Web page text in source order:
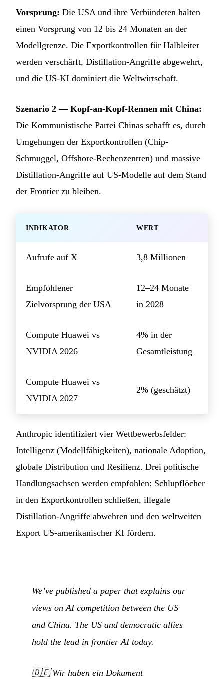
Vorsprung: Die USA und ihre Verbündeten halten
einen Vorsprung von 12 bis 24 Monaten an der
Modellgrenze. Die Exportkontrollen für Halbleiter
werden verschärft, Distillation-Angriffe abgewehrt,
und die US-KI dominiert die Weltwirtschaft.
Szenario 2 — Kopf-an-Kopf-Rennen mit China:
Die Kommunistische Partei Chinas schafft es, durch
Umgehungen der Exportkontrollen (Chip-
Schmuggel, Offshore-Rechenzentren) und massive
Distillation-Angriffe auf US-Modelle auf dem Stand
der Frontier zu bleiben.
INDIKATOR WERT
Aufrufe auf X 3,8 Millionen
Empfohlener
Zielvorsprung der USA
12–24 Monate
in 2028
Compute Huawei vs
NVIDIA 2026
4% in der
Gesamtleistung
Compute Huawei vs
NVIDIA 2027
2% (geschätzt)
Anthropic identifiziert vier Wettbewerbsfelder:
Intelligenz (Modellfähigkeiten), nationale Adoption,
globale Distribution und Resilienz. Drei politische
Handlungsachsen werden empfohlen: Schlupflöcher
in den Exportkontrollen schließen, illegale
Distillation-Angriffe abwehren und den weltweiten
Export US-amerikanischer KI fördern.
We’ve published a paper that explains our
views on AI competition between the US
and China. The US and democratic allies
hold the lead in frontier AI today.
🇩🇪Wir haben ein Dokument